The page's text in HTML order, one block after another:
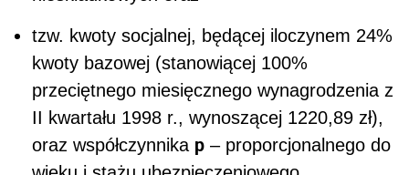
tzw. kwoty socjalnej, będącej iloczynem 24%
kwoty bazowej (stanowiącej 100%
przeciętnego miesięcznego wynagrodzenia z
II kwartału 1998 r., wynoszącej 1220,89 zł),
oraz współczynnika p – proporcjonalnego do